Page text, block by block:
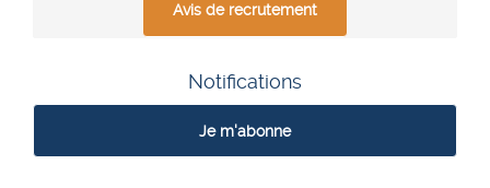
Avis de recrutement
Notifications
Je m'abonne